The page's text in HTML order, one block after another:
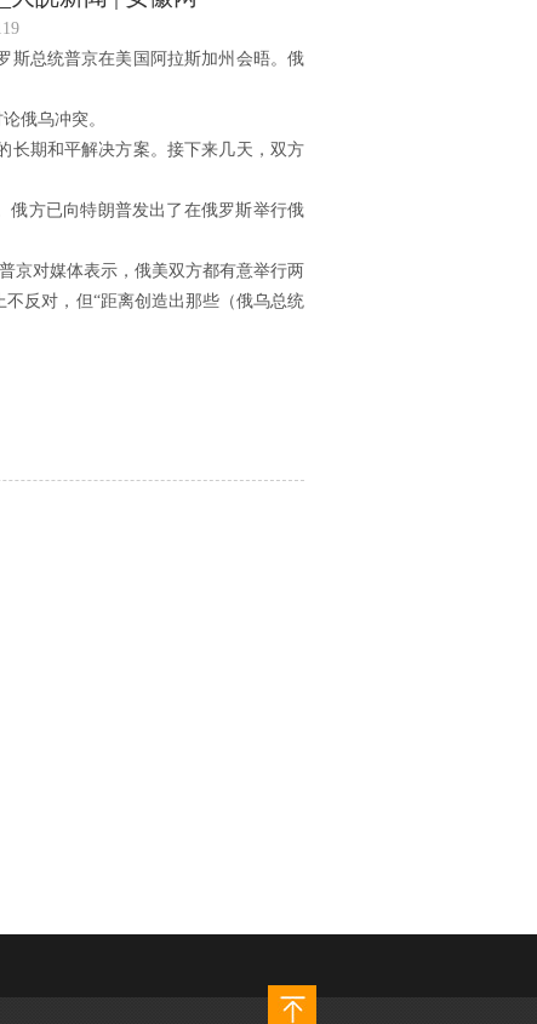
斯总统普京在美国阿拉斯加州会晤。俄
俄乌冲突。
长期和平解决方案。接下来几天，双方
俄方已向特朗普发出了在俄罗斯举行俄
京对媒体表示，俄美双方都有意举行两
反对，但“距离创造出那些（俄乌总统